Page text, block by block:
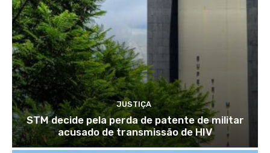
JUSTIÇA
STM decide pela perda de patente de militar
acusado de transmissão de HIV